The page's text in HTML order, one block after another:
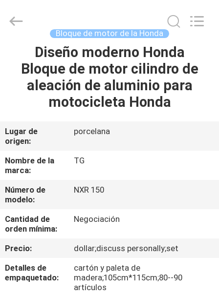
HOGAR
PRODUCTOS
NOSOTROS
VIAJE
DE
LA
FÁBRICA
CONTROL
CALIDAD
Block.,Ltd.
Bloque de motor de la Honda
Diseño moderno Honda
Bloque de motor cilindro de
aleación de aluminio para
motocicleta Honda
Lugar de
origen:
porcelana
Nombre de la
marca:
TG
Número de
modelo:
NXR 150
Cantidad de
orden mínima:
Negociación
Precio:
dollar;discuss personally;set
Detalles de
empaquetado:
cartón y paleta de
madera;105cm*115cm;80--90
artículos